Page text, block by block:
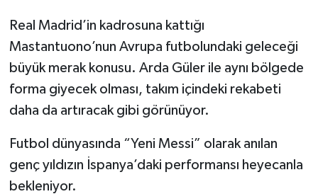
Real Madrid’in kadrosuna kattığı
Mastantuono’nun Avrupa futbolundaki geleceği
büyük merak konusu. Arda Güler ile aynı bölgede
forma giyecek olması, takım içindeki rekabeti
daha da artıracak gibi görünüyor.
Futbol dünyasında “Yeni Messi” olarak anılan
genç yıldızın İspanya’daki performansı heyecanla
bekleniyor.